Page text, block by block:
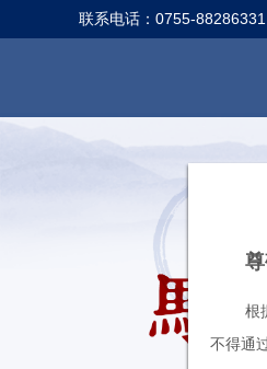
根
不得通
联系电话：0755-